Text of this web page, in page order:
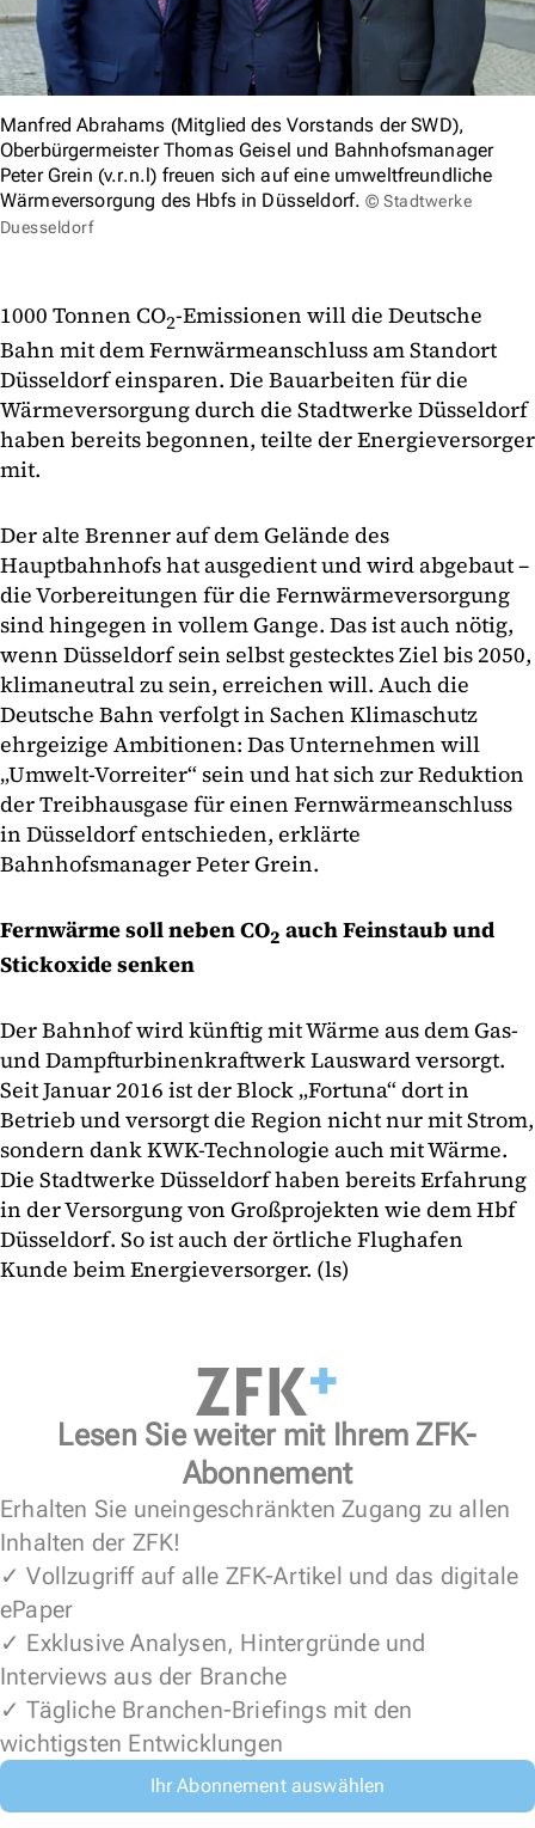
Manfred Abrahams (Mitglied des Vorstands der SWD),
Oberbürgermeister Thomas Geisel und Bahnhofsmanager
Peter Grein (v.r.n.l) freuen sich auf eine umweltfreundliche
Wärmeversorgung des Hbfs in Düsseldorf.© Stadtwerke
Duesseldorf
1000 Tonnen CO2-Emissionen will die Deutsche
Bahn mit dem Fernwärmeanschluss am Standort
Düsseldorf einsparen. Die Bauarbeiten für die
Wärmeversorgung durch die Stadtwerke Düsseldorf
haben bereits begonnen, teilte der Energieversorger
mit.
Der alte Brenner auf dem Gelände des
Hauptbahnhofs hat ausgedient und wird abgebaut –
die Vorbereitungen für die Fernwärmeversorgung
sind hingegen in vollem Gange. Das ist auch nötig,
wenn Düsseldorf sein selbst gestecktes Ziel bis 2050,
klimaneutral zu sein, erreichen will. Auch die
Deutsche Bahn verfolgt in Sachen Klimaschutz
ehrgeizige Ambitionen: Das Unternehmen will
„Umwelt-Vorreiter“ sein und hat sich zur Reduktion
der Treibhausgase für einen Fernwärmeanschluss
in Düsseldorf entschieden, erklärte
Bahnhofsmanager Peter Grein.
Fernwärme soll neben CO2 auch Feinstaub und
Stickoxide senken
Der Bahnhof wird künftig mit Wärme aus dem Gas-
und Dampfturbinenkraftwerk Lausward versorgt.
Seit Januar 2016 ist der Block „Fortuna“ dort in
Betrieb und versorgt die Region nicht nur mit Strom,
sondern dank KWK-Technologie auch mit Wärme.
Die Stadtwerke Düsseldorf haben bereits Erfahrung
in der Versorgung von Großprojekten wie dem Hbf
Düsseldorf. So ist auch der örtliche Flughafen
Kunde beim Energieversorger. (ls)
Lesen Sie weiter mit Ihrem ZFK-
Abonnement
Erhalten Sie uneingeschränkten Zugang zu allen
Inhalten der ZFK!
✓ Vollzugriff auf alle ZFK-Artikel und das digitale
ePaper
✓ Exklusive Analysen, Hintergründe und
Interviews aus der Branche
✓ Tägliche Branchen-Briefings mit den
wichtigsten Entwicklungen
Ihr Abonnement auswählen